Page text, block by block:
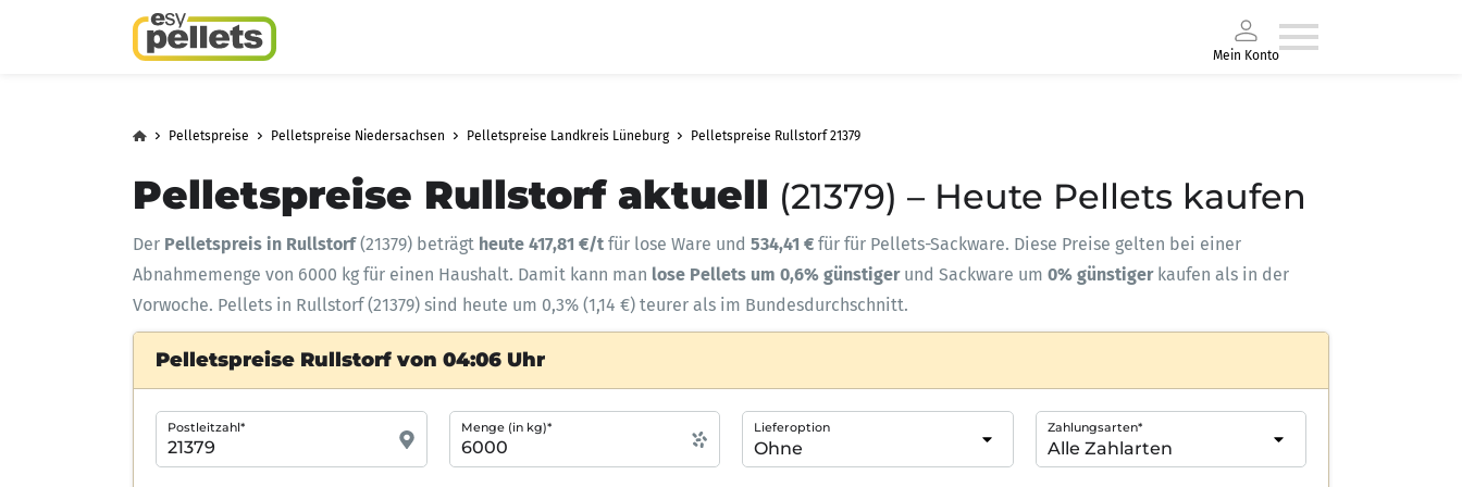
Mein Konto
Pelletspreise Pelletspreise Niedersachsen Pelletspreise Landkreis Lüneburg Pelletspreise Rullstorf 21379
Pelletspreise Rullstorf aktuell (21379) – Heute Pellets kaufen
Der Pelletspreis in Rullstorf(21379) beträgt heute 417,81 €/t für lose Ware und 534,41 € für für Pellets-Sackware. Diese Preise gelten bei einer
Abnahmemenge von 6000 kg für einen Haushalt. Damit kann man lose Pellets um 0,6% günstiger und Sackware um 0% günstigerkaufen als in der
Vorwoche. Pellets in Rullstorf (21379) sind heute um 0,3% (1,14 €) teurer als im Bundesdurchschnitt.
Pelletspreise Rullstorf von 04:06 Uhr
Postleitzahl* Menge (in kg)* Lieferoption Zahlungsarten*